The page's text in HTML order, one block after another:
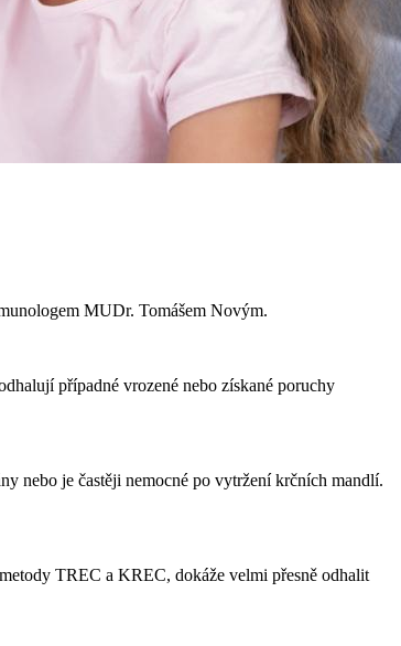
MUDr. Tomášem Novým.
případné vrozené nebo získané poruchy
nebo je častěji nemocné po vytržení krčních mandlí.
TREC a KREC, dokáže velmi přesně odhalit